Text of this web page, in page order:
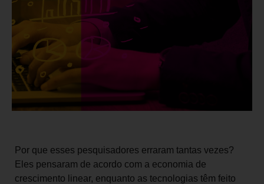
Por que esses pesquisadores erraram tantas vezes?
Eles pensaram de acordo com a economia de
crescimento linear, enquanto as tecnologias têm feito